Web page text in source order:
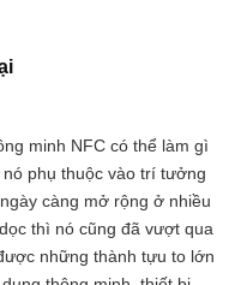
minh NFC có thể làm gì
phụ thuộc vào trí tưởng
càng mở rộng ở nhiều
thì nó cũng đã vượt qua
những thành tựu to lớn